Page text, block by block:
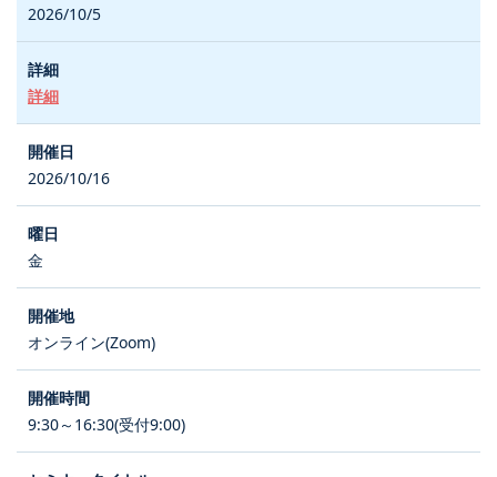
2026/10/5
詳細
2026/10/16
金
オンライン(Zoom)
9:30～16:30(受付9:00)